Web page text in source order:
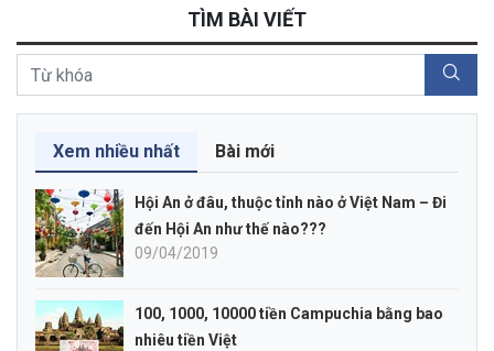
TÌM BÀI VIẾT
Xem nhiều nhất Bài mới
Hội An ở đâu, thuộc tỉnh nào ở Việt Nam – Đi
đến Hội An như thế nào???
09/04/2019
100, 1000, 10000 tiền Campuchia bằng bao
nhiêu tiền Việt